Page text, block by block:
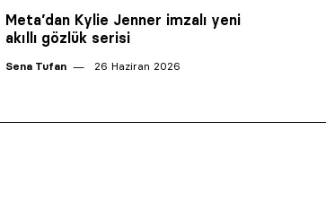
Meta’dan Kylie Jenner imzalı yeni
akıllı gözlük serisi
Sena Tufan 26 Haziran 2026